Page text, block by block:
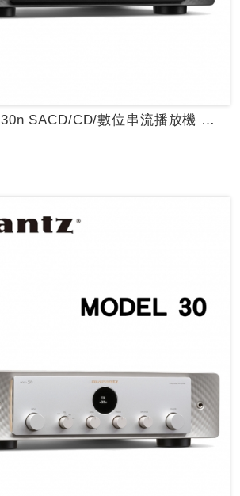
Marantz SACD 30n SACD/CD/數位串流播放機 【環球知音公司...